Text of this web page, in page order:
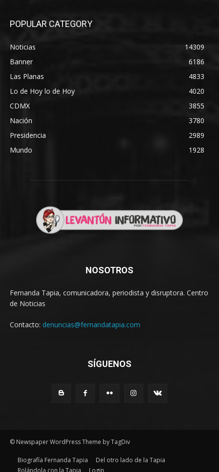
POPULAR CATEGORY
Noticias
14309
Banner
6186
Las Planas
4833
Lo de Hoy lo de Hoy
4020
CDMX
3855
Nación
3780
Presidencia
2989
Mundo
1928
NOSOTROS
Fernanda Tapia, comunicadora, periodista y disruptora. Centro
de Noticias
Contacto: denuncias@fernandatapia.com
SÍGUENOS
© Newspaper WordPress Theme by TagDiv
Biografía Fernanda Tapia
Del otro lado de la Tapia
Rolándola con la Tapia
Login